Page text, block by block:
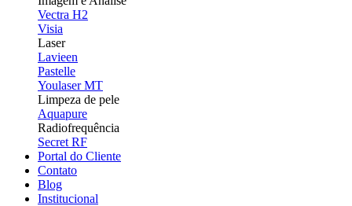
Vectra H2
Visia
Laser
Lavieen
Pastelle
Youlaser MT
Limpeza de pele
Aquapure
Radiofrequência
Secret RF
Portal do Cliente
Contato
Blog
Institucional